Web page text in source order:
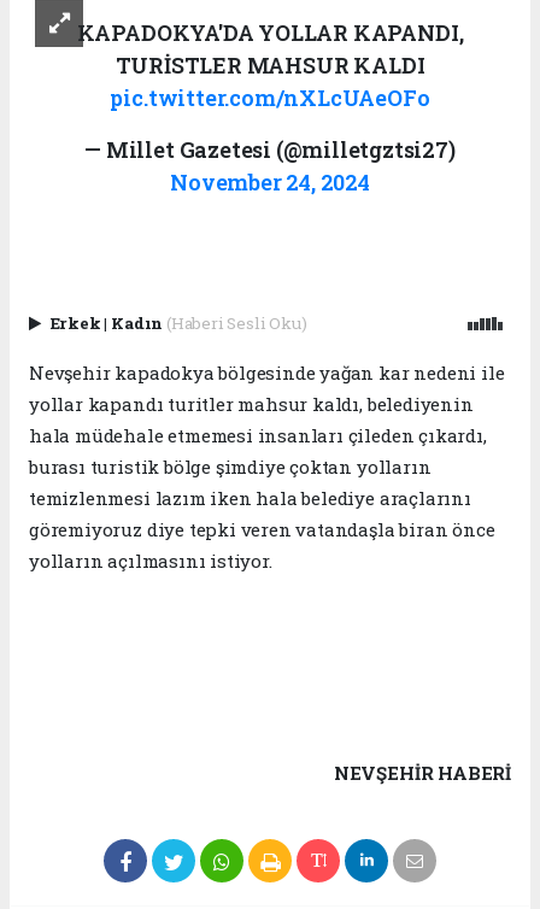
KAPADOKYA'DA YOLLAR KAPANDI,
TURİSTLER MAHSUR KALDI
pic.twitter.com/nXLcUAeOFo
— Millet Gazetesi (@milletgztsi27)
November 24, 2024
Erkek| Kadın (Haberi Sesli Oku)
Nevşehir kapadokya bölgesinde yağan kar nedeni ile
yollar kapandı turitler mahsur kaldı, belediyenin
hala müdehale etmemesi insanları çileden çıkardı,
burası turistik bölge şimdiye çoktan yolların
temizlenmesi lazım iken hala belediye araçlarını
göremiyoruz diye tepki veren vatandaşla biran önce
yolların açılmasını istiyor.
NEVŞEHIR HABERİ